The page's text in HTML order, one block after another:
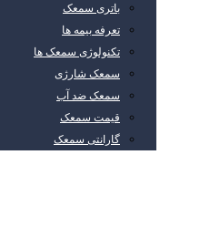
باتری سمعک
تعرفه بیمه ها
تکنولوژی سمعک ها
سمعک شارژی
سمعک ضد آب
قیمت سمعک
گارانتی سمعک